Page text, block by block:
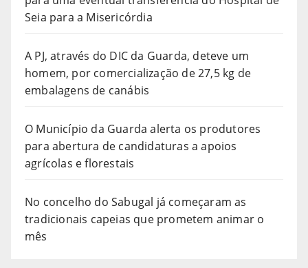
Seia para a Misericórdia
A PJ, através do DIC da Guarda, deteve um
homem, por comercialização de 27,5 kg de
embalagens de canábis
O Município da Guarda alerta os produtores
para abertura de candidaturas a apoios
agrícolas e florestais
No concelho do Sabugal já começaram as
tradicionais capeias que prometem animar o
mês